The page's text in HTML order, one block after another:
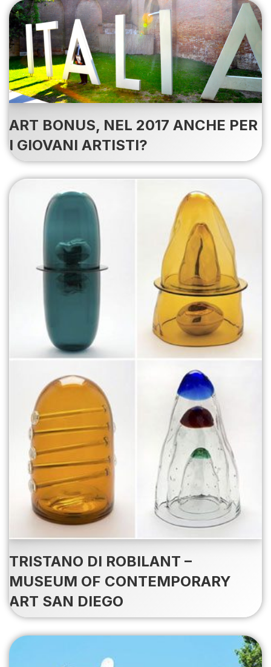
ART BONUS, NEL 2017 ANCHE PER
I GIOVANI ARTISTI?
TRISTANO DI ROBILANT –
MUSEUM OF CONTEMPORARY
ART SAN DIEGO